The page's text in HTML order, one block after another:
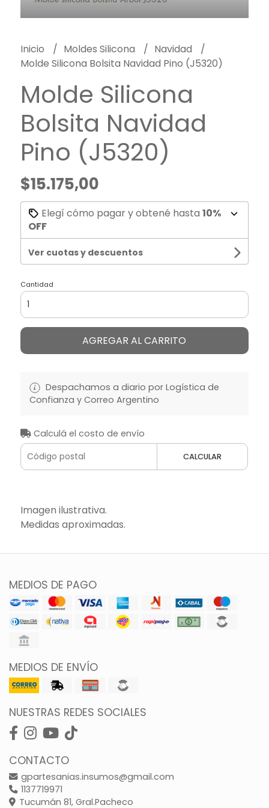
Inicio Moldes Silicona
Navidad
Molde Silicona Bolsita Navidad Pino (J5320)
Molde Silicona
Bolsita Navidad
Pino (J5320)
$15.175,00
Elegí cómo pagar y obtené hasta 10%
OFF
Ver cuotas y descuentos
Cantidad
AGREGAR AL CARRITO
Despachamos a diario por Logística de
Confianza y Correo Argentino
Calculá el costo de envío
CALCULAR
Imagen ilustrativa.
Medidas aproximadas.
MEDIOS DE PAGO
MEDIOS DE ENVÍO
NUESTRAS REDES SOCIALES
CONTACTO
gpartesanias.insumos@gmail.com
1137719971
Tucumán 81, Gral.Pacheco